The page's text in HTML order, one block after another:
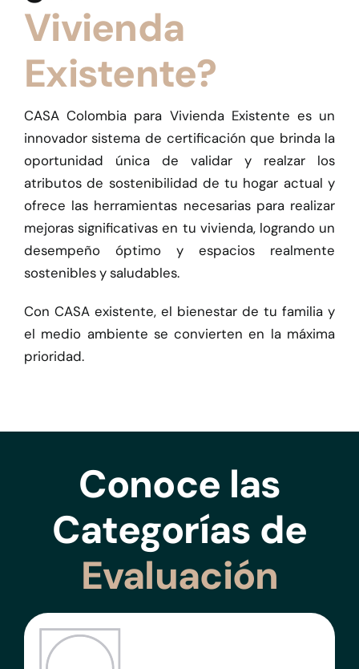
Vivienda
Existente?
CASA Colombia para Vivienda Existente es un
innovador sistema de certificación que brinda la
oportunidad única de validar y realzar los
atributos de sostenibilidad de tu hogar actual y
ofrece las herramientas necesarias para realizar
mejoras significativas en tu vivienda, logrando un
desempeño óptimo y espacios realmente
sostenibles y saludables.​
Con CASA existente, el bienestar de tu familia y
el medio ambiente se convierten en la máxima
prioridad.​
Conoce las
Categorías de
Evaluación